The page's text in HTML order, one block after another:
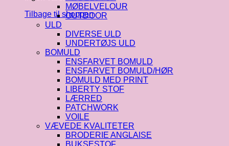
Tilbage til shoppen
MØBELVELOUR
OUTDOOR
ULD
DIVERSE ULD
UNDERTØJS ULD
BOMULD
ENSFARVET BOMULD
ENSFARVET BOMULD/HØR
BOMULD MED PRINT
LIBERTY STOF
LÆRRED
PATCHWORK
VOILE
VÆVEDE KVALITETER
BRODERIE ANGLAISE
BUKSESTOF